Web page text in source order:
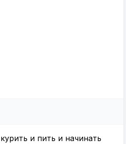
и пить и начинать